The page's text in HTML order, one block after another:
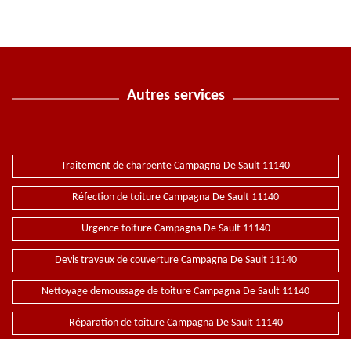
Autres services
Traitement de charpente Campagna De Sault 11140
Réfection de toiture Campagna De Sault 11140
Urgence toiture Campagna De Sault 11140
Devis travaux de couverture Campagna De Sault 11140
Nettoyage demoussage de toiture Campagna De Sault 11140
Réparation de toiture Campagna De Sault 11140